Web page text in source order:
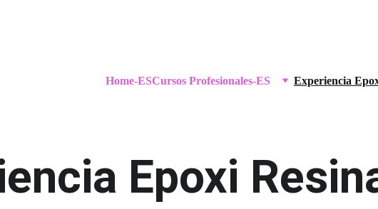
Home-ESCursos Profesionales-ES Experiencia
Epoxi